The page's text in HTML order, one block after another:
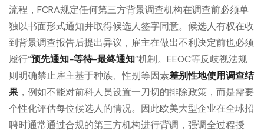
流程，FCRA规定任何第三方背景调查机构在调查前必须单
独以书面形式通知并取得候选人签字同意。候选人有权在收
到背景调查报告后提出异议，雇主在做出不利决定前也必须
履行“预先通知-等待-最终通知”机制。EEOC等反歧视法规
则明确禁止雇主基于种族、性别等因素差别性地使用调查结
果 ，例如不能对前科人员设置一刀切的排除政策，而是需要
个性化评估每位候选人的情况。因此欧美大型企业在全球招
聘时通常通过合规的第三方机构进行背调，强调全过程授